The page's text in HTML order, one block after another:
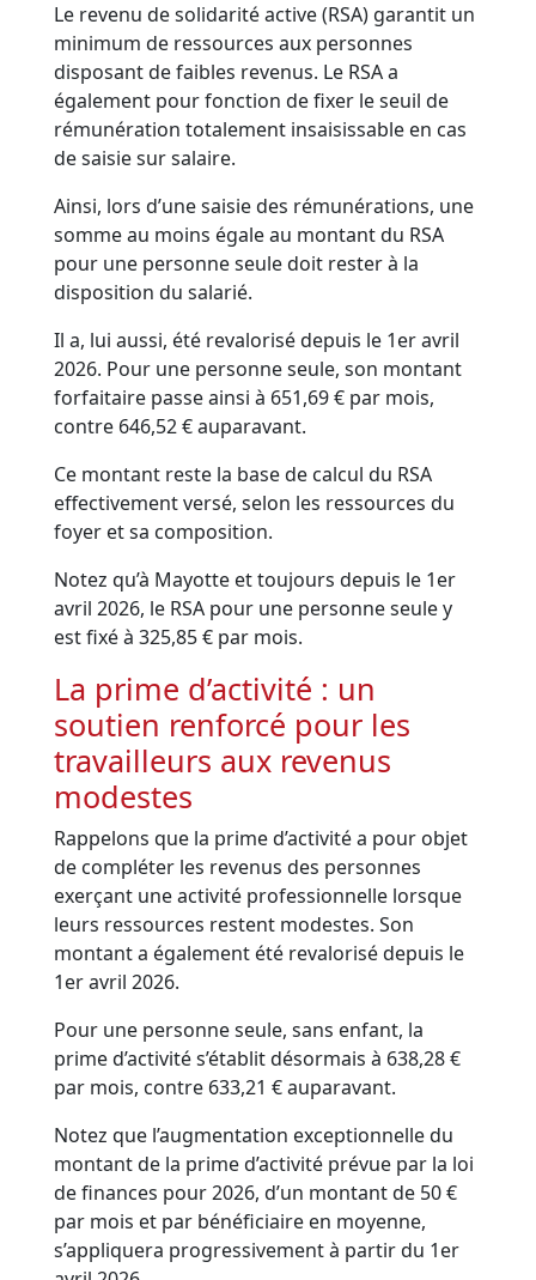
Le revenu de solidarité active (RSA) garantit un
minimum de ressources aux personnes
disposant de faibles revenus. Le RSA a
également pour fonction de fixer le seuil de
rémunération totalement insaisissable en cas
de saisie sur salaire.
Ainsi, lors d’une saisie des rémunérations, une
somme au moins égale au montant du RSA
pour une personne seule doit rester à la
disposition du salarié.
Il a, lui aussi, été revalorisé depuis le 1er avril
2026. Pour une personne seule, son montant
forfaitaire passe ainsi à 651,69 € par mois,
contre 646,52 € auparavant.
Ce montant reste la base de calcul du RSA
effectivement versé, selon les ressources du
foyer et sa composition.
Notez qu’à Mayotte et toujours depuis le 1er
avril 2026, le RSA pour une personne seule y
est fixé à 325,85 € par mois.
La prime d’activité : un
soutien renforcé pour les
travailleurs aux revenus
modestes
Rappelons que la prime d’activité a pour objet
de compléter les revenus des personnes
exerçant une activité professionnelle lorsque
leurs ressources restent modestes. Son
montant a également été revalorisé depuis le
1er avril 2026.
Pour une personne seule, sans enfant, la
prime d’activité s’établit désormais à 638,28 €
par mois, contre 633,21 € auparavant.
Notez que l’augmentation exceptionnelle du
montant de la prime d’activité prévue par la loi
de finances pour 2026, d’un montant de 50 €
par mois et par bénéficiaire en moyenne,
s’appliquera progressivement à partir du 1er